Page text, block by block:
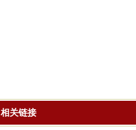
相关链接